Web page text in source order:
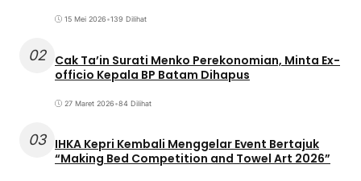
15 Mei 2026•139 Dilihat
02 Cak Ta’in Surati Menko Perekonomian, Minta Ex-
officio Kepala BP Batam Dihapus
27 Maret 2026•84 Dilihat
03 IHKA Kepri Kembali Menggelar Event Bertajuk
“Making Bed Competition and Towel Art 2026”